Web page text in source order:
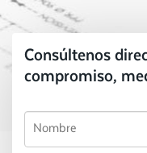
Consúltenos
compromiso,